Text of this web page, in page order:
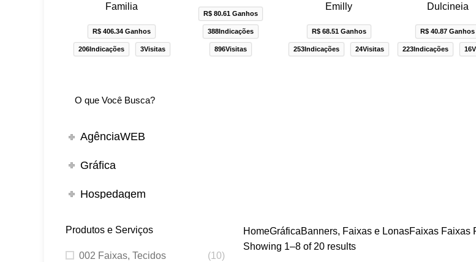
Familia
R$ 406.34 Ganhos
206Indicações 3Visitas
R$ 80.61 Ganhos
388Indicações
896Visitas
Emilly
R$ 68.51 Ganhos
253Indicações 24Visitas
Dulcineia
R$ 40.87 Ganhos
223Indicações
AgênciaWEB
Gráfica
Hospedagem
Produtos e Serviços
002 Faixas, Tecidos (10)
HomeGráficaBanners, Faixas e LonasFaixas Faixas
Showing 1–8 of 20 results